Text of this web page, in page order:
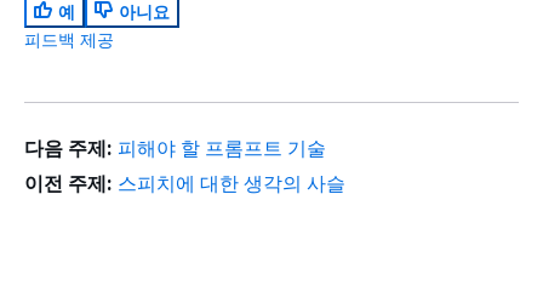
예
아니요
피드백 제공
다음 주제: 피해야 할 프롬프트 기술
이전 주제: 스피치에 대한 생각의 사슬